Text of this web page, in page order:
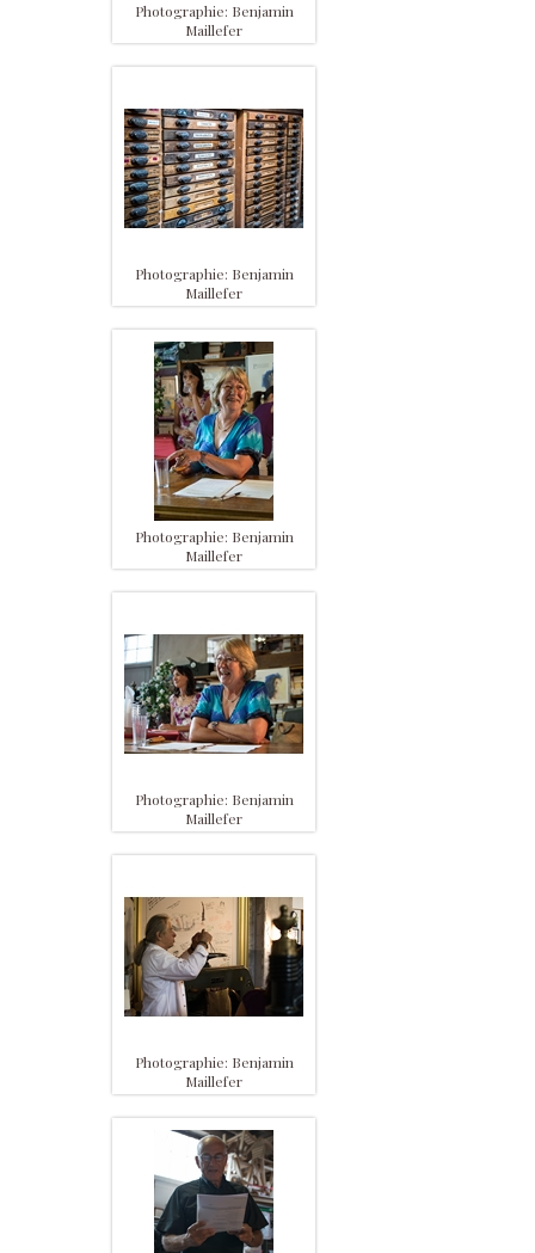
Photographie: Benjamin
Maillefer
Photographie: Benjamin
Maillefer
Photographie: Benjamin
Maillefer
Photographie: Benjamin
Maillefer
Photographie: Benjamin
Maillefer